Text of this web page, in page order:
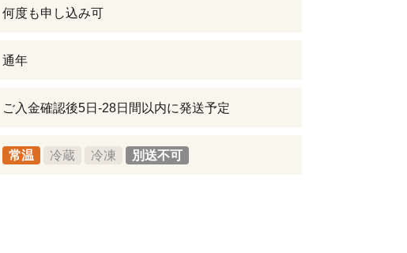
何度も申し込み可
通年
ご入金確認後5日-28日間以内に発送予定
常温 冷蔵 冷凍 別送不可